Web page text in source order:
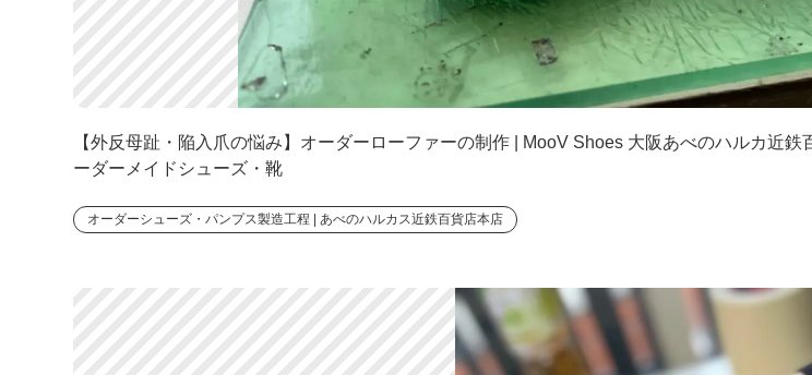
【外反母趾・陥入爪の悩み】オーダーローファーの制作 | MooV Shoes 大阪あべのハルカ近
ーダーメイドシューズ・靴
オーダーシューズ・パンプス製造工程 | あべのハルカス近鉄百貨店本店